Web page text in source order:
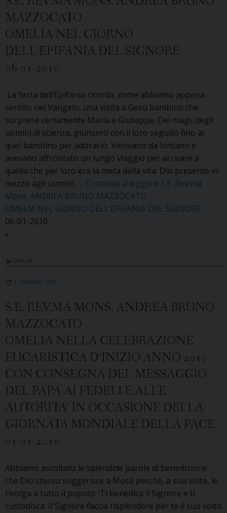
MAZZOCATO
OMELIA NEL GIORNO
DELL’EPIFANIA DEL SIGNORE
06-01-2010
La festa dell’Epifania ricorda, come abbiamo appena
sentito nel Vangelo, una visita a Gesù bambino che
sorprese certamente Maria e Giuseppe. Dei magi, degli
uomini di scienza, giunsero con il loro seguito fino al
quel bambino per adorarlo. Venivano da lontano e
avevano affrontato un lungo viaggio per arrivare a
quella che per loro era la meta della vita: Dio presente in
mezzo agli uomini, … Continua a leggere S.E. Rev.ma
Mons. ANDREA BRUNO MAZZOCATO
OMELIA NEL GIORNO DELL’EPIFANIA DEL SIGNORE
06-01-2010
»
OMELIA
1 GENNAIO 2010
S.E. REV.MA MONS. ANDREA BRUNO
MAZZOCATO
OMELIA NELLA CELEBRAZIONE
EUCARISTICA D’INIZIO ANNO 2010
CON CONSEGNA DEL MESSAGGIO
DEL PAPA AI FEDELI E ALLE
AUTORITA’ IN OCCASIONE DELLA
GIORNATA MONDIALE DELLA PACE
01-01-2010
Abbiamo ascoltato le splendide parole di benedizione
che Dio stesso suggerisce a Mosè perché, a sua volta, le
rivolga a tutto il popolo: ‘Ti benedica il Signore e ti
custodisca. Il Signore faccia risplendere per te il suo volto